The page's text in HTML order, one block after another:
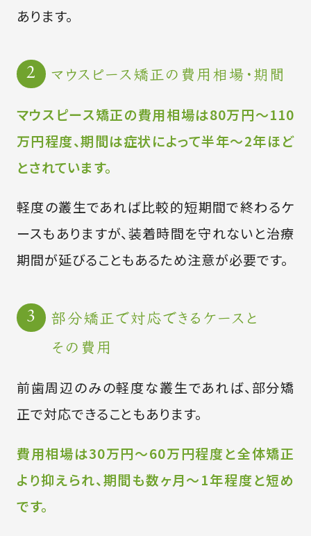
あります。
マウスピース矯正の費用相場・期間
マウスピース矯正の費用相場は80万円〜110
万円程度、期間は症状によって半年〜2年ほど
とされています。
軽度の叢生であれば比較的短期間で終わるケ
ースもありますが、装着時間を守れないと治療
期間が延びることもあるため注意が必要です。
部分矯正で対応できるケースと
その費用
前歯周辺のみの軽度な叢生であれば、部分矯
正で対応できることもあります。
費用相場は30万円〜60万円程度と全体矯正
より抑えられ、期間も数ヶ月〜1年程度と短め
です。